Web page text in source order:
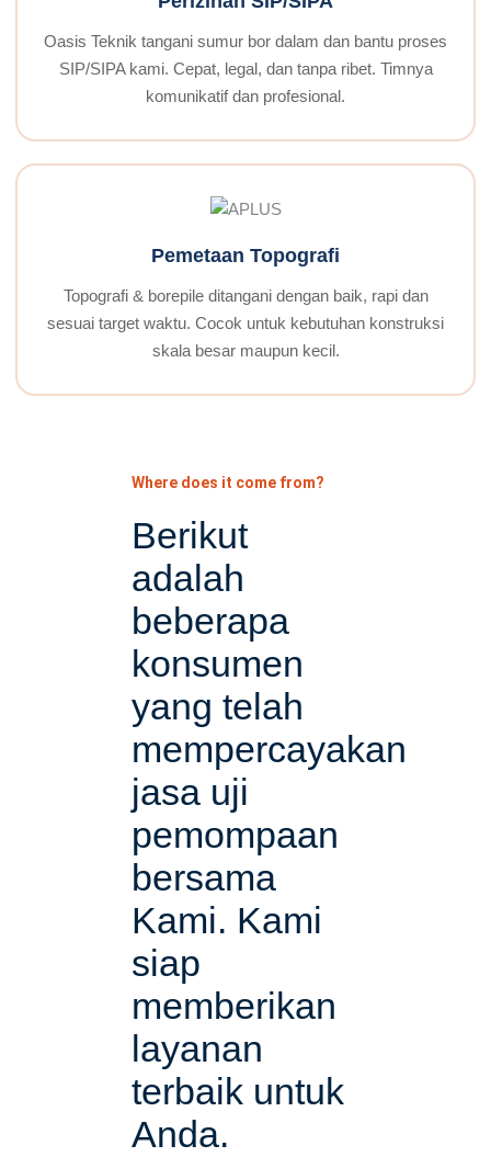
Oasis Teknik tangani sumur bor dalam dan bantu proses
SIP/SIPA kami. Cepat, legal, dan tanpa ribet. Timnya
komunikatif dan profesional.
Pemetaan Topografi
Topografi & borepile ditangani dengan baik, rapi dan
sesuai target waktu. Cocok untuk kebutuhan konstruksi
skala besar maupun kecil.
Where does it come from?
Berikut
adalah
beberapa
konsumen
yang telah
mempercayakan
jasa uji
pemompaan
bersama
Kami. Kami
siap
memberikan
layanan
terbaik untuk
Anda.​